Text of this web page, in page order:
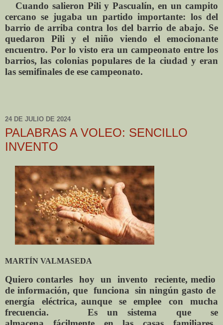
Cuando salieron Pili y Pascualín, en un campito
cercano se jugaba un partido importante: los del
barrio de arriba contra los del barrio de abajo. Se
quedaron Pili y el niño viendo el emocionante
encuentro. Por lo visto era un campeonato entre los
barrios, las colonias populares de la ciudad y eran
las semifinales de ese campeonato.
24 DE JULIO DE 2024
PALABRAS A VOLEO: SENCILLO
INVENTO
MARTÍN VALMASEDA
Quiero contarles hoy un invento
reciente, medio
de información, que funciona sin ningún gasto de
energía
eléctrica, aunque se emplee con
mucha
frecuencia.
Es un sistema que
se